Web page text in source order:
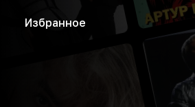
Избранное